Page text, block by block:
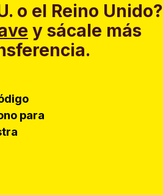
o el Reino Unido?
y sácale más
para